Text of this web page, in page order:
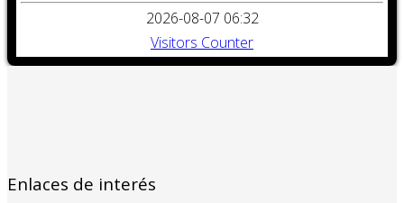
2026-08-07 06:32
Visitors Counter
Enlaces de interés